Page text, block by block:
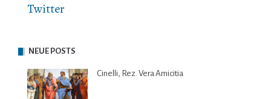
Twitter
NEUE POSTS
Cinelli, Rez. Vera Amicitia